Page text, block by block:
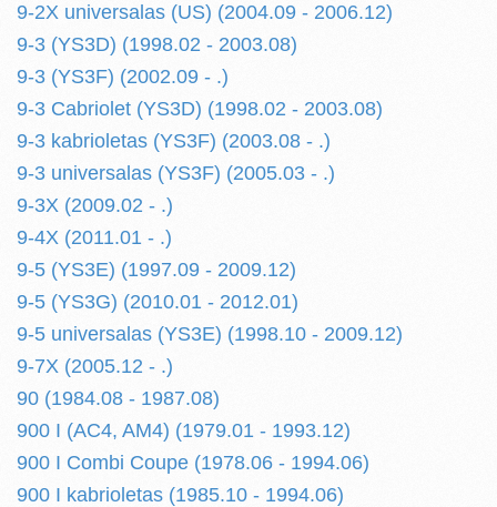
9-2X universalas (US) (2004.09 - 2006.12)
9-3 (YS3D) (1998.02 - 2003.08)
9-3 (YS3F) (2002.09 - .)
9-3 Cabriolet (YS3D) (1998.02 - 2003.08)
9-3 kabrioletas (YS3F) (2003.08 - .)
9-3 universalas (YS3F) (2005.03 - .)
9-3X (2009.02 - .)
9-4X (2011.01 - .)
9-5 (YS3E) (1997.09 - 2009.12)
9-5 (YS3G) (2010.01 - 2012.01)
9-5 universalas (YS3E) (1998.10 - 2009.12)
9-7X (2005.12 - .)
90 (1984.08 - 1987.08)
900 I (AC4, AM4) (1979.01 - 1993.12)
900 I Combi Coupe (1978.06 - 1994.06)
900 I kabrioletas (1985.10 - 1994.06)